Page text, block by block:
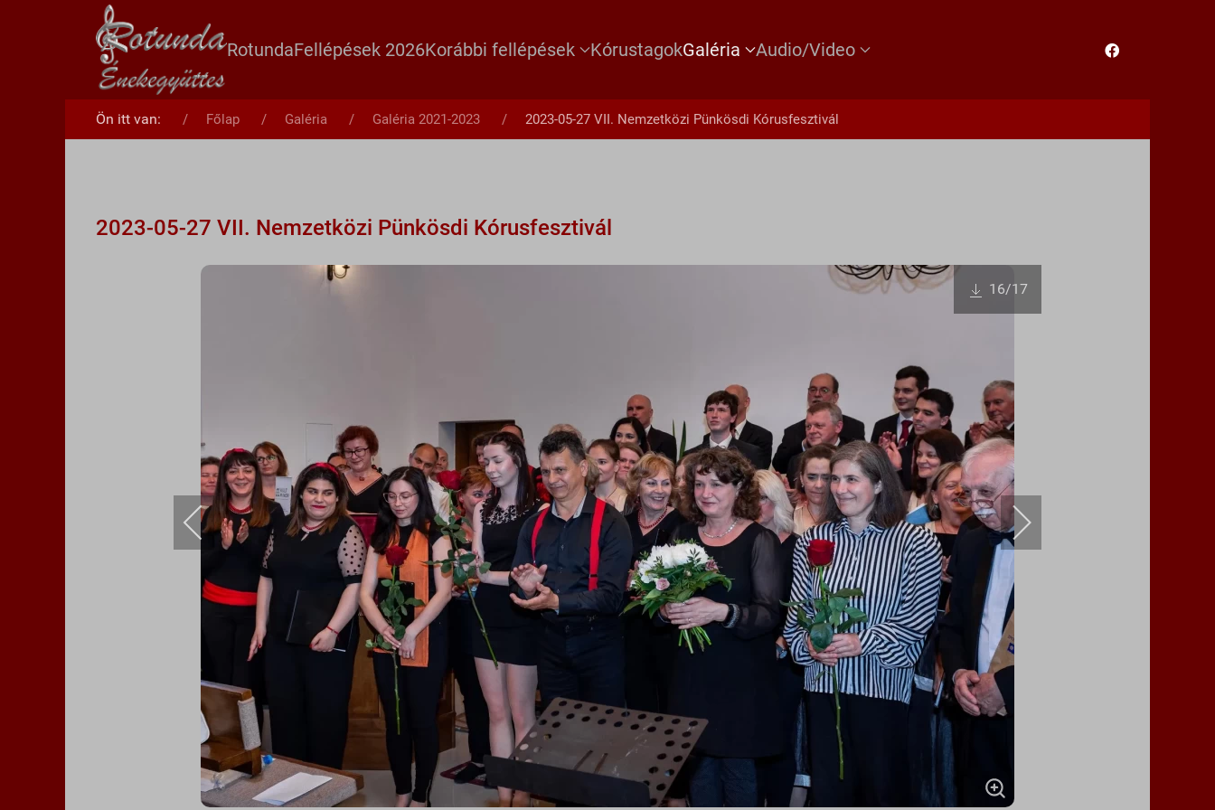
RotundaFellépések 2026Korábbi fellépések KórustagokGaléria Audio/Video
Ön itt van: Főlap Galéria Galéria 2021-2023 2023-05-27 VII. Nemzetközi Pünkösdi Kórusfesztivál
2023-05-27 VII. Nemzetközi Pünkösdi Kórusfesztivál
16/17